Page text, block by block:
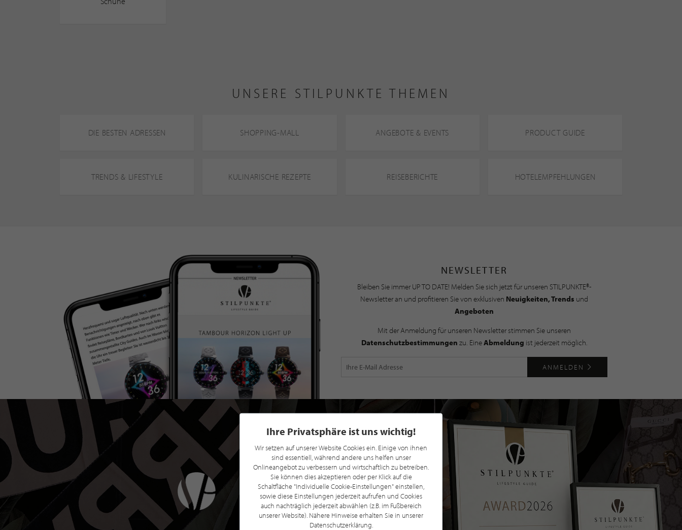
UNSERE STILPUNKTE THEMEN
DIE BESTEN ADRESSEN SHOPPING-MALL ANGEBOTE & EVENTS PRODUCT GUIDE
TRENDS & LIFESTYLE KULINARISCHE REZEPTE REISEBERICHTE HOTELEMPFEHLUNGEN
NEWSLETTER
Bleiben Sie immer UP TO DATE! Melden Sie sich jetzt für unseren STILPUNKTE®-
Newsletter an und profitieren Sie von exklusiven Neuigkeiten, Trends und
Angeboten
Mit der Anmeldung für unseren Newsletter stimmen Sie unseren
Datenschutzbestimmungen zu. EineAbmeldung ist jederzeit möglich.
ANMELDEN
Ihre Privatsphäre ist uns wichtig!
Wir setzen auf unserer Website Cookies ein. Einige von ihnen
sind essentiell, während andere uns helfen unser
Onlineangebot zu verbessern und wirtschaftlich zu betreiben.
Sie können dies akzeptieren oder per Klick auf die
Schaltfläche "Individuelle Cookie-Einstellungen" einstellen,
sowie diese Einstellungen jederzeit aufrufen und Cookies
auch nachträglich jederzeit abwählen (z.B. im Fußbereich
unserer Website). Nähere Hinweise erhalten Sie in unserer
Datenschutzerklärung.